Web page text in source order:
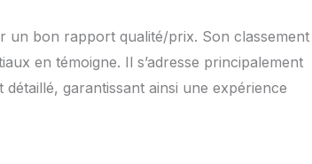
un bon rapport qualité/prix. Son classement
en témoigne. Il s’adresse principalement
garantissant ainsi une expérience